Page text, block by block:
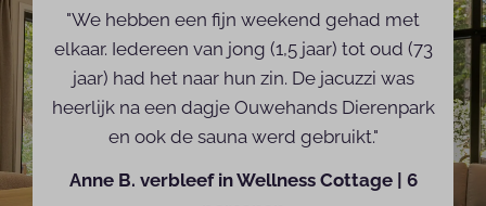
"We hebben een fijn weekend gehad met
elkaar. Iedereen van jong (1,5 jaar) tot oud (73
jaar) had het naar hun zin. De jacuzzi was
heerlijk na een dagje Ouwehands Dierenpark
en ook de sauna werd gebruikt."
Anne B. verbleef in Wellness Cottage | 6